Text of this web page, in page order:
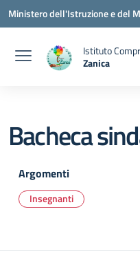
Vai ai contenuti
Vai al menu di navigazione
Vai al footer
Ministero dell'Istruzione e del
Istituto
Zanica
Bacheca
Argomenti
Insegnanti